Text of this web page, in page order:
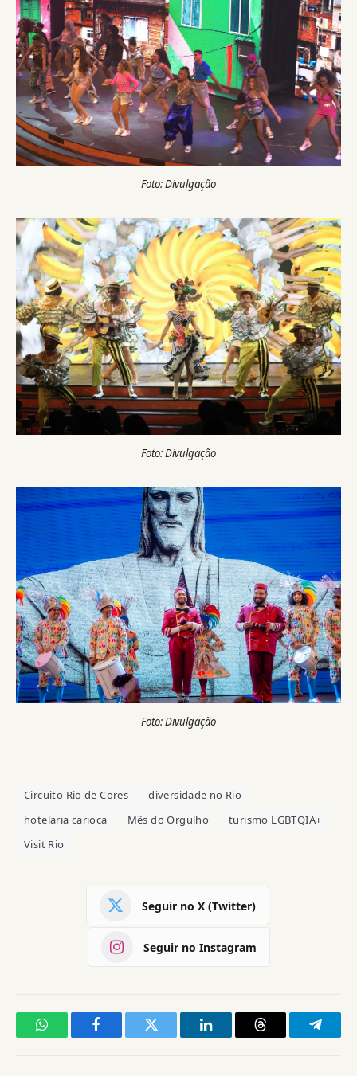
Foto: Divulgação
Foto: Divulgação
Foto: Divulgação
Circuito Rio de Cores
diversidade no Rio
hotelaria carioca
Mês do Orgulho
turismo LGBTQIA+
Visit Rio
Seguir no X (Twitter)
Seguir no Instagram
WhatsAppFacebookTwitter LinkedInThreads